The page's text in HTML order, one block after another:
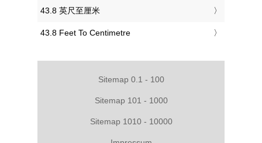
‎43.8 英尺至厘米
‎43.8 Feet To Centimetre
Sitemap 0.1 - 100
Sitemap 101 - 1000
Sitemap 1010 - 10000